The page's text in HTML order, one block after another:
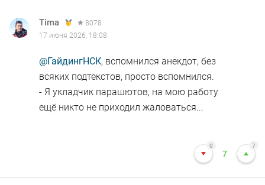
Tima
8078
17 июня 2026, 18:08
@ГайдингНСК, вспомнился анекдот, без
всяких подтекстов, просто вспомнился.
- Я укладчик парашютов, на мою работу
ещё никто не приходил жаловаться...
0
7
7